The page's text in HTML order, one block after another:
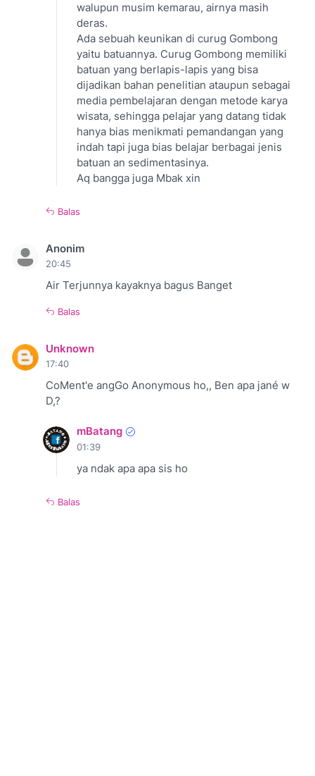
walupun musim kemarau, airnya masih
deras.
Ada sebuah keunikan di curug Gombong
yaitu batuannya. Curug Gombong memiliki
batuan yang berlapis-lapis yang bisa
dijadikan bahan penelitian ataupun sebagai
media pembelajaran dengan metode karya
wisata, sehingga pelajar yang datang tidak
hanya bias menikmati pemandangan yang
indah tapi juga bias belajar berbagai jenis
batuan an sedimentasinya.
Aq bangga juga Mbak xin
Balas
Anonim
20:45
Air Terjunnya kayaknya bagus Banget
Balas
Unknown
17:40
CoMent'e angGo Anonymous ho,, Ben apa jané w
D,?
mBatang
01:39
ya ndak apa apa sis ho
Balas